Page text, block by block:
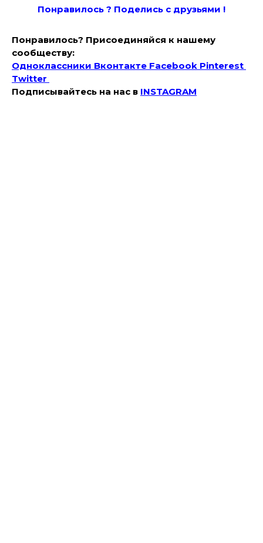
Понравилось ? Поделись с друзьями !
Понравилось? Присоединяйся к нашему
сообществу:
Одноклассники Вконтакте Facebook Pinterest
Twitter
Подписывайтесь на наc в INSTAGRAM